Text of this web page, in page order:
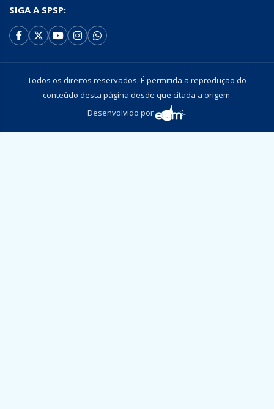
SIGA A SPSP:
Todos os direitos reservados. É permitida a reprodução do
conteúdo desta página desde que citada a origem.
Desenvolvido por